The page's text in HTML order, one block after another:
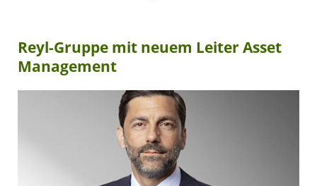
Reyl-Gruppe mit neuem Leiter Asset
Management